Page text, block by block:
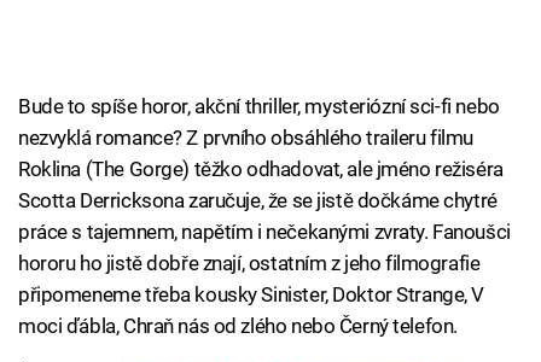
Sledujte nás
Bude to spíše horor, akční thriller, mysteriózní sci-fi nebo
nezvyklá romance? Z prvního obsáhlého traileru filmu
Roklina (The Gorge) těžko odhadovat, ale jméno režiséra
Scotta Derricksona zaručuje, že se jistě dočkáme chytré
práce s tajemnem, napětím i nečekanými zvraty. Fanoušci
hororu ho jistě dobře znají, ostatním z jeho filmografie
připomeneme třeba kousky Sinister, Doktor Strange, V
moci ďábla, Chraň nás od zlého nebo Černý telefon.